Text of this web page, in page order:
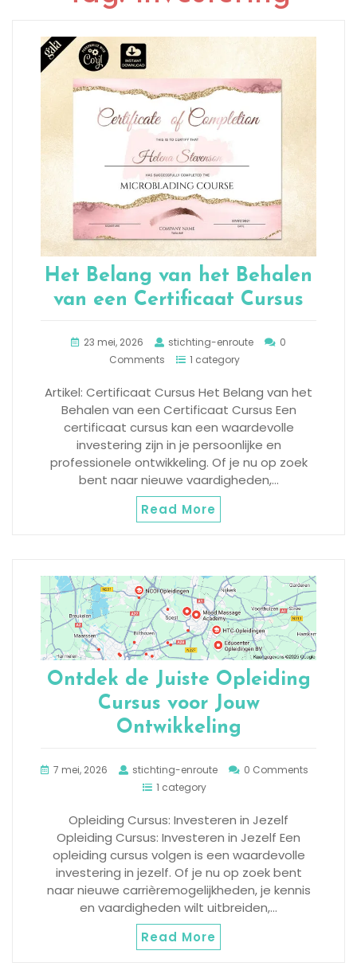
Het Belang van het Behalen
van een Certificaat Cursus
23 mei, 2026 stichting-enroute
0
Comments
1 category
Artikel: Certificaat Cursus Het Belang van het
Behalen van een Certificaat Cursus Een
certificaat cursus kan een waardevolle
investering zijn in je persoonlijke en
professionele ontwikkeling. Of je nu op zoek
bent naar nieuwe vaardigheden,…
Read More
Ontdek de Juiste Opleiding
Cursus voor Jouw
Ontwikkeling
7 mei, 2026 stichting-enroute
0 Comments
1 category
Opleiding Cursus: Investeren in Jezelf
Opleiding Cursus: Investeren in Jezelf Een
opleiding cursus volgen is een waardevolle
investering in jezelf. Of je nu op zoek bent
naar nieuwe carrièremogelijkheden, je kennis
en vaardigheden wilt uitbreiden,…
Read More